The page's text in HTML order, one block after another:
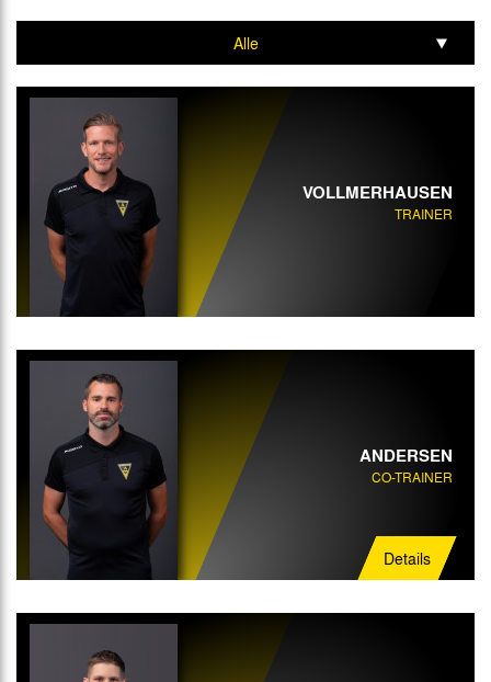
Alle
Trainer
Co-Trainer
Athletik-Trainer
Mannschaftsarzt
Physiotherapeut
VOLLMERHAUSEN
TRAINER
ANDERSEN
CO-TRAINER
Details